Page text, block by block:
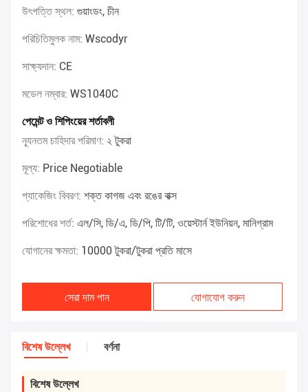
উৎপত্তি স্থল: গুয়াংডং, চীন
পরিচিতিমুলক নাম: Wscodyr
সাক্ষ্যদান: CE
মডেল নম্বার: WS1040C
পেমেন্ট ও শিপিংয়ের শর্তাবলী
ন্যূনতম চাহিদার পরিমাণ: ২ টুকরা
মূল্য: Price Negotiable
প্যাকেজিং বিবরণ: শক্ত কাগজ এবং রঙের বাক্স
পরিশোধের শর্ত: এল/সি, ডি/এ, ডি/পি, টি/টি, ওয়েস্টার্ন ইউনিয়ন, মানিগ্রাম
যোগানের ক্ষমতা: 10000 টুকরা/টুকরা প্রতি মাসে
সেরা দাম পান যোগাযোগ করুন
বিশেষ উল্লেখ বর্ণনা
বিশেষ উল্লেখ